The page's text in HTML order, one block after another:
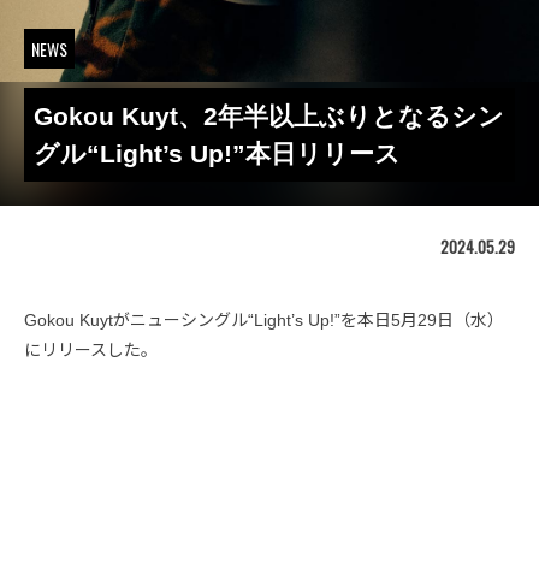
NEWS
Gokou Kuyt、2年半以上ぶりとなるシン
グル“Light’s Up!”本日リリース
2024.05.29
Gokou Kuytがニューシングル“Light’s Up!”を本日5月29日（水）
にリリースした。